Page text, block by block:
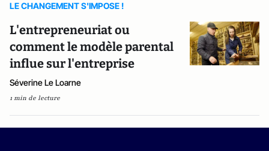
LE CHANGEMENT S'IMPOSE !
L'entrepreneuriat ou
comment le modèle parental
influe sur l'entreprise
Séverine Le Loarne
1 min de lecture